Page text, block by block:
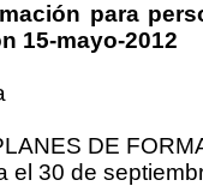
para
15-mayo-2012
DE
el 30 de